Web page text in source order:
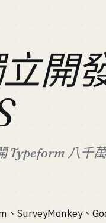
開
Typeform 八千
SurveyMonkey、